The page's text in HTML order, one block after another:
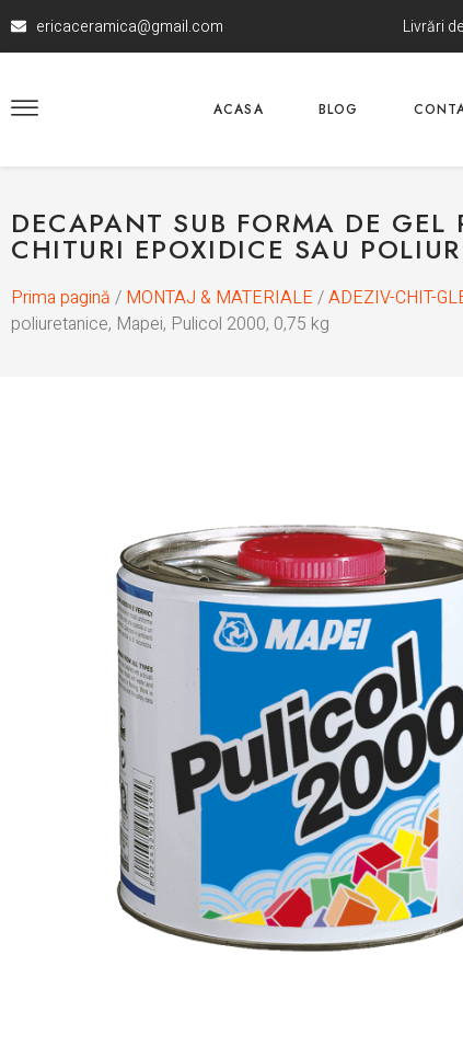
ericaceramica@gmail.com Livrări
ACASA BLOG
DECAPANT SUB FORMA DE GEL
CHITURI EPOXIDICE SAU
Prima pagină / MONTAJ & MATERIALE /ADEZIV-CHIT-
poliuretanice, Mapei, Pulicol 2000, 0,75 kg